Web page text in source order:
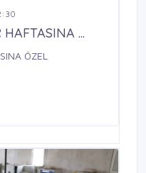
...
ÖZEL